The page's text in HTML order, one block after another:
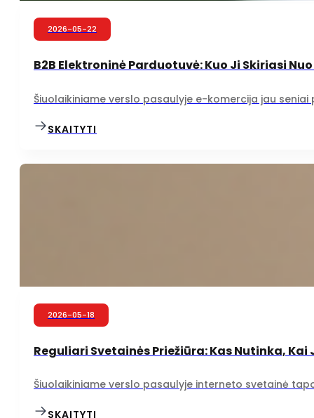
2026-05-22
B2B Elektroninė Parduotuvė: Kuo Ji Skiriasi
Šiuolaikiniame verslo pasaulyje e-komercija jau
SKAITYTI
2026-05-18
Reguliari Svetainės Priežiūra: Kas Nutinka, Kai
Šiuolaikiniame verslo pasaulyje interneto svetainė
SKAITYTI